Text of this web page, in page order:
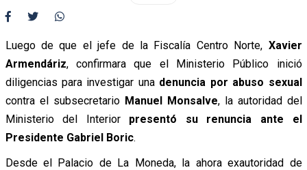
Luego de que el jefe de la Fiscalía Centro Norte, Xavier
Armendáriz, confirmara que el Ministerio Público inició
diligencias para investigar unadenuncia por abuso sexual
contra el subsecretario Manuel Monsalve, la autoridad del
Ministerio del Interiorpresentó su renuncia ante el
Presidente Gabriel Boric.
Desde el Palacio de La Moneda, la ahora exautoridad de